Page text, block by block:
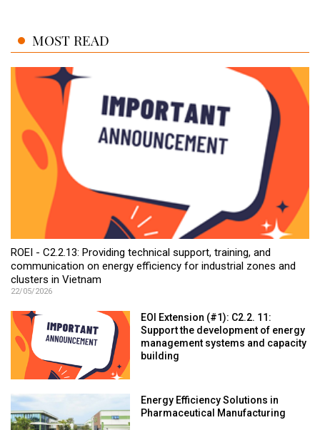
MOST READ
ROEI - C2.2.13: Providing technical support, training, and
communication on energy efficiency for industrial zones and
clusters in Vietnam
22/05/2026
EOI Extension (#1): C2.2. 11:
Support the development of energy
management systems and capacity
building
Energy Efficiency Solutions in
Pharmaceutical Manufacturing